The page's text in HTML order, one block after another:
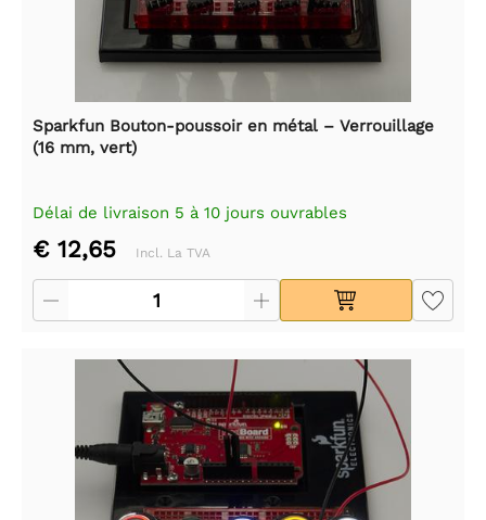
Sparkfun Bouton-poussoir en métal – Verrouillage
(16 mm, vert)
Délai de livraison 5 à 10 jours ouvrables
€ 12,65 Incl. La TVA